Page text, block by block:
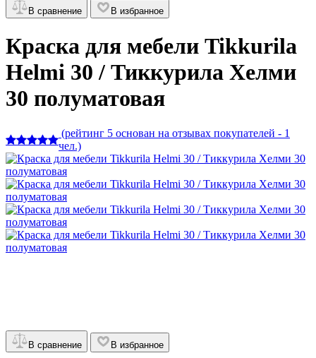
В сравнение В избранное
Краска для мебели Tikkurila
Helmi 30 / Тиккурила Хелми
30 полуматовая
(рейтинг 5 основан на отзывах покупателей - 1
чел.)
В сравнение В избранное